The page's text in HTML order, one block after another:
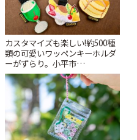
カスタマイズも楽しい!約500種
類の可愛いワッペンキーホルダ
ーがずらり。小平市
「Kimamaya T&K」 | ことりっ
ぷ